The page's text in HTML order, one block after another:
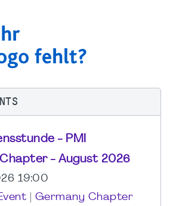
- PMI
- August 2026
19:00
Germany Chapter